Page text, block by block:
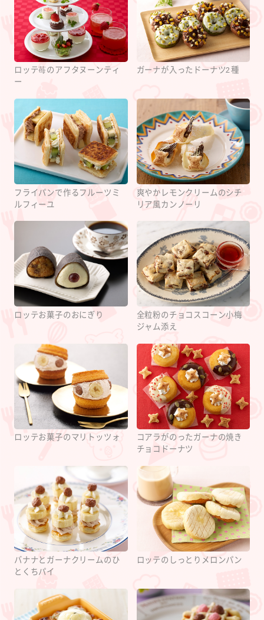
ロッテ苺のアフタヌーンティ
ー
ガーナが入ったドーナツ2種
フライパンで作るフルーツミ
ルフィーユ
爽やかレモンクリームのシチ
リア風カンノーリ
ロッテお菓子のおにぎり
全粒粉のチョコスコーン小梅
ジャム添え
ロッテお菓子のマリトッツォ
コアラがのったガーナの焼き
チョコドーナツ
バナナとガーナクリームのひ
とくちパイ
ロッテのしっとりメロンパン